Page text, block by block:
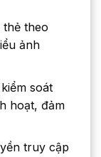
thẻ theo
ảnh
soát
hoạt, đảm
truy cập